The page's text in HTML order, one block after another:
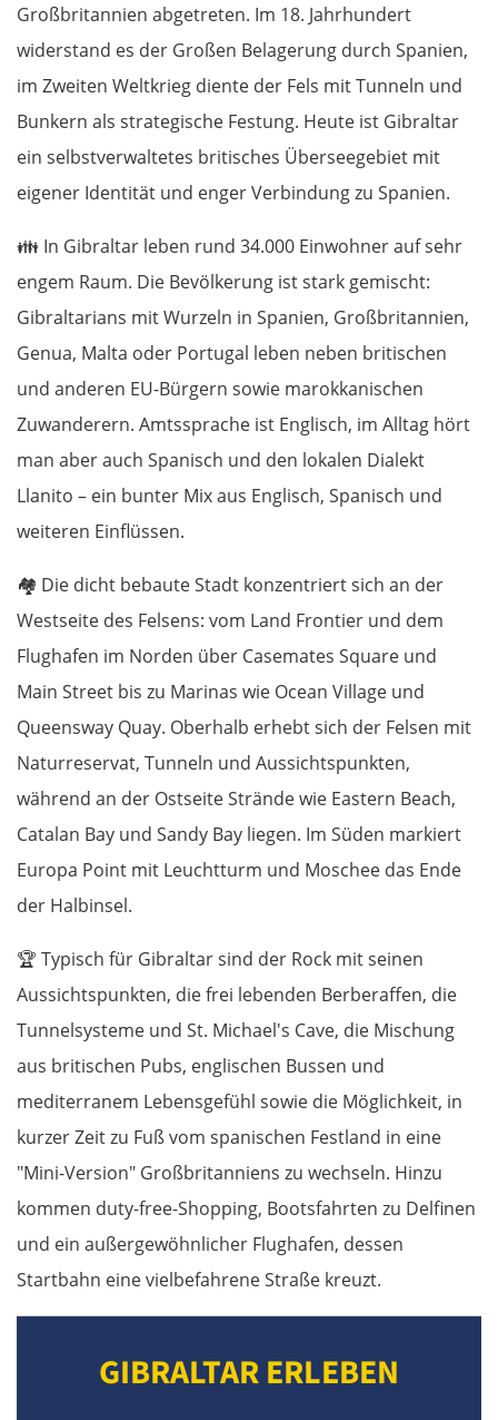
Großbritannien abgetreten. Im 18. Jahrhundert
widerstand es der Großen Belagerung durch Spanien,
im Zweiten Weltkrieg diente der Fels mit Tunneln und
Bunkern als strategische Festung. Heute ist Gibraltar
ein selbstverwaltetes britisches Überseegebiet mit
eigener Identität und enger Verbindung zu Spanien.
👪 In Gibraltar leben rund 34.000 Einwohner auf sehr
engem Raum. Die Bevölkerung ist stark gemischt:
Gibraltarians mit Wurzeln in Spanien, Großbritannien,
Genua, Malta oder Portugal leben neben britischen
und anderen EU-Bürgern sowie marokkanischen
Zuwanderern. Amtssprache ist Englisch, im Alltag hört
man aber auch Spanisch und den lokalen Dialekt
Llanito – ein bunter Mix aus Englisch, Spanisch und
weiteren Einflüssen.
🏘️ Die dicht bebaute Stadt konzentriert sich an der
Westseite des Felsens: vom Land Frontier und dem
Flughafen im Norden über Casemates Square und
Main Street bis zu Marinas wie Ocean Village und
Queensway Quay. Oberhalb erhebt sich der Felsen mit
Naturreservat, Tunneln und Aussichtspunkten,
während an der Ostseite Strände wie Eastern Beach,
Catalan Bay und Sandy Bay liegen. Im Süden markiert
Europa Point mit Leuchtturm und Moschee das Ende
der Halbinsel.
🏆 Typisch für Gibraltar sind der Rock mit seinen
Aussichtspunkten, die frei lebenden Berberaffen, die
Tunnelsysteme und St. Michael's Cave, die Mischung
aus britischen Pubs, englischen Bussen und
mediterranem Lebensgefühl sowie die Möglichkeit, in
kurzer Zeit zu Fuß vom spanischen Festland in eine
"Mini-Version" Großbritanniens zu wechseln. Hinzu
kommen duty-free-Shopping, Bootsfahrten zu Delfinen
und ein außergewöhnlicher Flughafen, dessen
Startbahn eine vielbefahrene Straße kreuzt.
GIBRALTAR ERLEBEN